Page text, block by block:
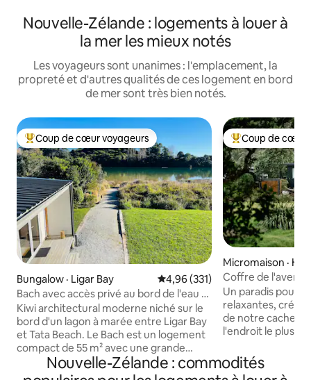
Nouvelle-Zélande : logements à louer à
la mer les mieux notés
Les voyageurs sont unanimes : l'emplacement, la
propreté et d'autres qualités de ces logement en bord
de mer sont très bien notés.
Coup de cœur voyageurs parmi les plus aimés
Coup de cœur voyageurs
Bungalow · Ligar Bay Note moyenne de 4,96 sur 5,
4,96 (331)
Bach avec accès privé au bord de l'eau +
2 kayaks
Kiwi architectural moderne niché sur le
bord d'un lagon à marée entre Ligar Bay
et Tata Beach. Le Bach est un logement
compact de 55 m² avec une grande
terrasse abritée et couverte avec du
soleil toute la journée. Une chambre
Coup de cœur
Coup de cœur
Micromaison ·
ach
Coffre de
Équipement
Un paradis pour
relaxantes, créez
de notre
l'endroit le plus
dont vous avez
est fourni. Détendez-vous dans votre
Nouvelle-Zélande : commodités